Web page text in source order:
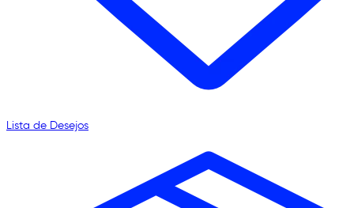
Lista de Desejos